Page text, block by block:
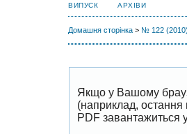
ВИПУСК
АРХІВИ
Домашня сторінка > № 122 (2010)
Якщо у Вашому
(наприклад, остання
PDF завантажиться